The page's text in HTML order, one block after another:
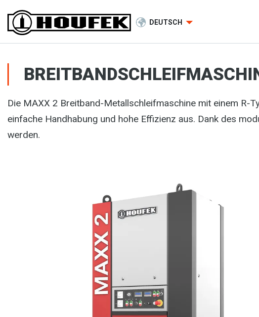
DEUTSCH
Die MAXX 2 Breitband-Metallschleifmaschine mit einem R-
einfache Handhabung und hohe Effizienz aus. Dank des
werden.